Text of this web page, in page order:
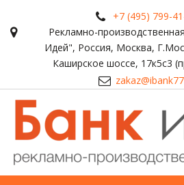
+7 (495) 799-
Рекламно-
Идей", Россия, Москва,
Каширское шоссе, 17к5с3